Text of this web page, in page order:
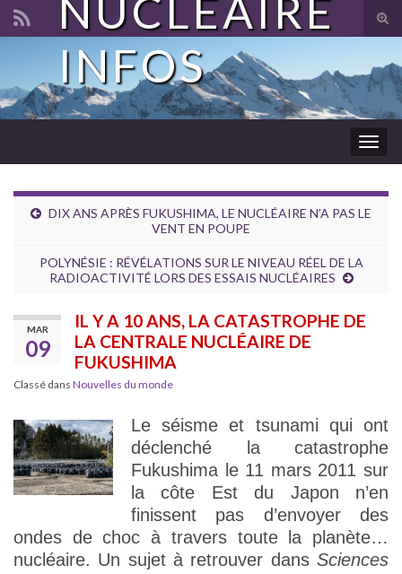
Search for:
NUCLÉAIRE
INFOS
DIX ANS APRÈS FUKUSHIMA, LE NUCLÉAIRE N’A PAS LE
VENT EN POUPE
POLYNÉSIE : RÉVÉLATIONS SUR LE NIVEAU RÉEL DE LA
RADIOACTIVITÉ LORS DES ESSAIS NUCLÉAIRES
MAR
09
IL Y A 10 ANS, LA CATASTROPHE DE
LA CENTRALE NUCLÉAIRE DE
FUKUSHIMA
Classé dans Nouvelles du monde
Le séisme et tsunami qui ont
déclenché la catastrophe
Fukushima le 11 mars 2011 sur
la côte Est du Japon n’en
finissent pas d’envoyer des
ondes de choc à travers toute la planète…
nucléaire. Un sujet à retrouver dans Sciences